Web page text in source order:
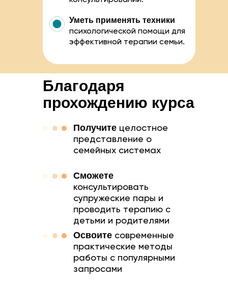
Уметь применять техники
психологической помощи для
эффективной терапии семьи.
Благодаря
прохождению курса
Получите целостное
представление о
семейных системах
Освоите современные
практические методы
работы с популярными
запросами
Сможете
консультировать
супружеские пары и
проводить терапию с
детьми и родителями